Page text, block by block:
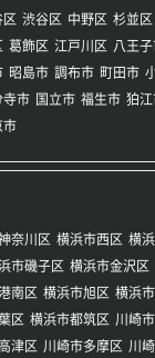
区 渋谷区 中野区 杉並区
葛飾区 江戸川区 八王
昭島市 調布市 町田市
寺市 国立市 福生市 狛江
市
奈川区 横浜市西区 横
市磯子区 横浜市金沢区
南区 横浜市旭区 横浜
区 横浜市都筑区 川崎
津区 川崎市多摩区 川